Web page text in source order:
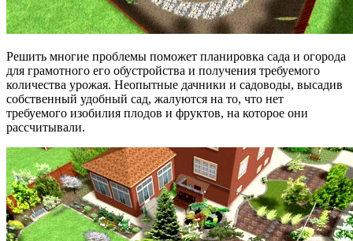
Решить многие проблемы поможет планировка сада и огорода
для грамотного его обустройства и получения требуемого
количества урожая. Неопытные дачники и садоводы, высадив
собственный удобный сад, жалуются на то, что нет
требуемого изобилия плодов и фруктов, на которое они
рассчитывали.